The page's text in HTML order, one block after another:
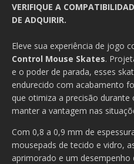
VERIFIQUE A
DE ADQUIRIR.
Eleve sua experiência de jogo
Control Mouse Skates.
e o poder de parada, esses
endurecido com acabamento
que otimiza a precisão
manter a vantagem nas
Com 0,8 a 0,9 mm de
mousepads de tecido e vidro,
aprimorado e um